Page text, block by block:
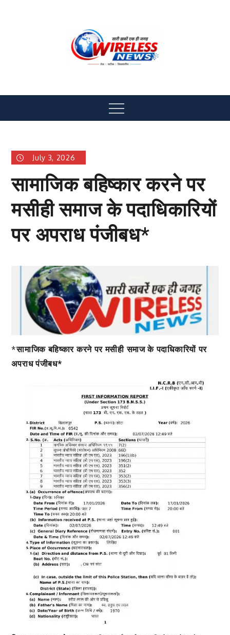
Menu
July 3, 2026
सामाजिक बहिष्कार करने पर
मसीही समाज के पदाधिकारियों
पर अपराध पंजीबध*
*सामाजिक बहिष्कार करने पर मसीही समाज के पदाधिकारियों पर
अपराध पंजीबध*